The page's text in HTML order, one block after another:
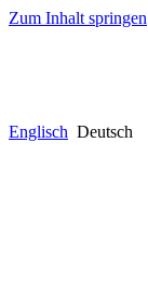
Zum Inhalt springen
Englisch Deutsch